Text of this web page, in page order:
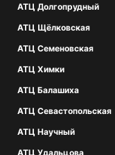
АТЦ Долгопрудный
АТЦ Щёлковская
АТЦ Семеновская
АТЦ Химки
АТЦ Балашиха
АТЦ Севастопольская
АТЦ Научный
АТЦ Удальцова